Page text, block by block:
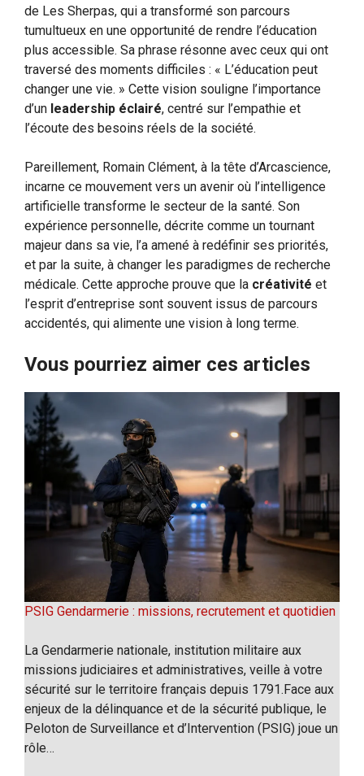
de Les Sherpas, qui a transformé son parcours
tumultueux en une opportunité de rendre l’éducation
plus accessible. Sa phrase résonne avec ceux qui ont
traversé des moments difficiles : « L’éducation peut
changer une vie. » Cette vision souligne l’importance
d’un leadership éclairé, centré sur l’empathie et
l’écoute des besoins réels de la société.
Pareillement, Romain Clément, à la tête d’Arcascience,
incarne ce mouvement vers un avenir où l’intelligence
artificielle transforme le secteur de la santé. Son
expérience personnelle, décrite comme un tournant
majeur dans sa vie, l’a amené à redéfinir ses priorités,
et par la suite, à changer les paradigmes de recherche
médicale. Cette approche prouve que la créativité et
l’esprit d’entreprise sont souvent issus de parcours
accidentés, qui alimente une vision à long terme.
Vous pourriez aimer ces articles
PSIG Gendarmerie : missions, recrutement et quotidien
La Gendarmerie nationale, institution militaire aux
missions judiciaires et administratives, veille à votre
sécurité sur le territoire français depuis 1791.Face aux
enjeux de la délinquance et de la sécurité publique, le
Peloton de Surveillance et d’Intervention (PSIG) joue un
rôle…